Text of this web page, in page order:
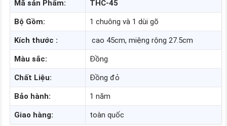
Mã sản Phẩm: THC-45
Bộ Gồm: 1 chuông và 1 dùi gõ
Kích thước : cao 45cm, miệng rộng 27.5cm
Màu sắc: Đồng
Chất Liệu: Đồng đỏ
Bảo hành: 1 năm
Giao hàng: toàn quốc